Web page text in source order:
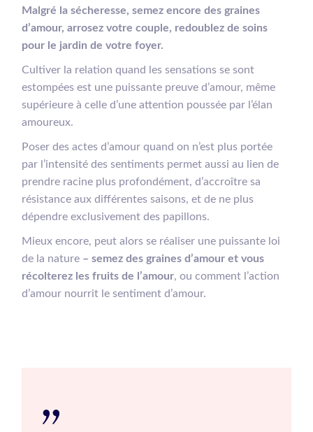
Malgré la sécheresse, semez encore des graines
d’amour, arrosez votre couple, redoublez de soins
pour le jardin de votre foyer.
Cultiver la relation quand les sensations se sont
estompées est une puissante preuve d’amour, même
supérieure à celle d’une attention poussée par l’élan
amoureux.
Poser des actes d’amour quand on n’est plus portée
par l’intensité des sentiments permet aussi au lien de
prendre racine plus profondément, d’accroître sa
résistance aux différentes saisons, et de ne plus
dépendre exclusivement des papillons.
Mieux encore, peut alors se réaliser une puissante loi
de la nature – semez des graines d’amour et vous
récolterez les fruits de l’amour, ou comment l’action
d’amour nourrit le sentiment d’amour.